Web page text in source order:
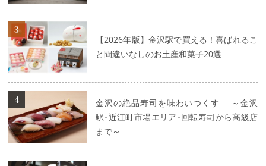
【2026年版】金沢駅で買える！喜ばれるこ
と間違いなしのお土産和菓子20選
詳細はこちら
金沢の絶品寿司を味わいつくす ～金沢
駅･近江町市場エリア･回転寿司から高級店
まで～
詳細はこちら
詳細はこちら